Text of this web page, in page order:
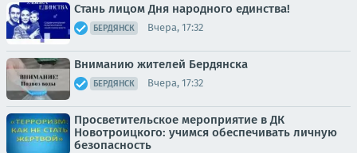
Стань лицом Дня народного единства!
БЕРДЯНСК Вчера, 17:32
Вниманию жителей Бердянска
БЕРДЯНСК Вчера, 17:32
Просветительское мероприятие в ДК
Новотроицкого: учимся обеспечивать личную
безопасность